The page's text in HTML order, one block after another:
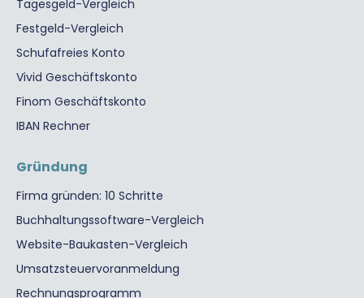
Tagesgeld-Vergleich
Festgeld-Vergleich
Schufafreies Konto
Vivid Geschäftskonto
Finom Geschäftskonto
IBAN Rechner
Gründung
Firma gründen: 10 Schritte
Buchhaltungssoftware-Vergleich
Website-Baukasten-Vergleich
Umsatzsteuervoranmeldung
Rechnungsprogramm